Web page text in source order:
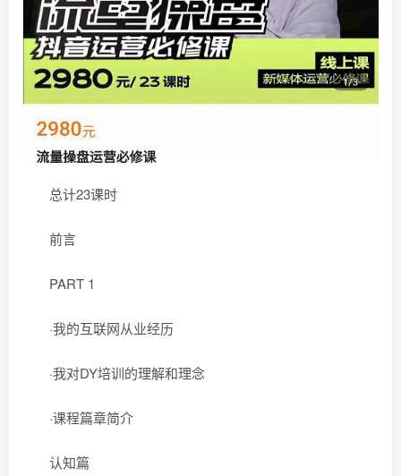
总计23课时
前言
PART 1
·我的互联网从业经历
·我对DY培训的理解和理念
·课程篇章简介
认知篇